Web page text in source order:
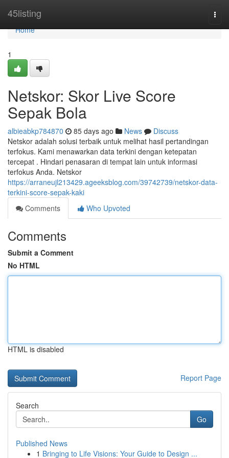
45listing
Home
Home
1
Netskor: Skor Live Score
Sepak Bola
albieabkp784870 85 days ago News
Discuss
Netskor adalah solusi terbaik untuk melihat hasil pertandingan
terfokus. Kami menawarkan data terkini dengan ketepatan
tercepat . Hindari penasaran di tempat lain untuk informasi
terfokus Anda. Netskor
https://arraneujl213429.ageeksblog.com/39742739/netskor-data-
terkini-score-sepak-kaki
Comments
Who Upvoted
Comments
Submit a Comment
No HTML
HTML is disabled
Report Page
Search
Go
Published News
1 Bringing to Life Visions: Your Guide to Design ...